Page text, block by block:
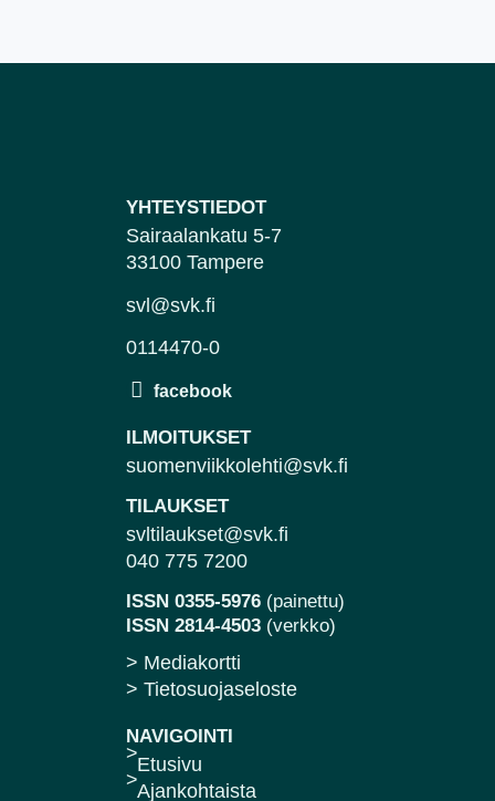
YHTEYSTIEDOT
Sairaalankatu 5-7
33100 Tampere
svl@svk.fi
0114470-0
ILMOITUKSET
suomenviikkolehti@svk.fi
TILAUKSET
svltilaukset@svk.fi
040 775 7200
ISSN 0355-5976 (painettu)
ISSN 2814-4503 (verkko)
> Mediakortti
> Tietosuojaseloste
NAVIGOINTI
Etusivu
Ajankohtaista